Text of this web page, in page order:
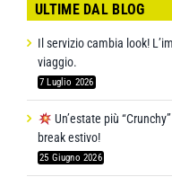
ULTIME DAL BLOG
Il servizio cambia look!
viaggio.
7 Luglio 2026
Un’estate più
break estivo!
25 Giugno 2026